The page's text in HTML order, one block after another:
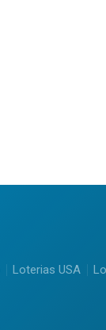
Loterias USA